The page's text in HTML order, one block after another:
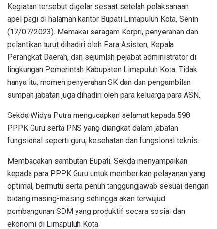
Kegiatan tersebut digelar sesaat setelah pelaksanaan
apel pagi di halaman kantor Bupati Limapuluh Kota, Senin
(17/07/2023). Memakai seragam Korpri, penyerahan dan
pelantikan turut dihadiri oleh Para Asisten, Kepala
Perangkat Daerah, dan sejumlah pejabat administrator di
lingkungan Pemerintah Kabupaten Limapuluh Kota. Tidak
hanya itu, momen penyerahan SK dan dan pengambilan
sumpah jabatan juga dihadiri oleh para keluarga para ASN.
Sekda Widya Putra mengucapkan selamat kepada 598
PPPK Guru serta PNS yang diangkat dalam jabatan
fungsional seperti guru, kesehatan dan fungsional teknis.
Membacakan sambutan Bupati, Sekda menyampaikan
kepada para PPPK Guru untuk memberikan pelayanan yang
optimal, bermutu serta penuh tanggungjawab sesuai dengan
bidang masing-masing sehingga akan terwujud
pembangunan SDM yang produktif secara sosial dan
ekonomi di Limapuluh Kota.